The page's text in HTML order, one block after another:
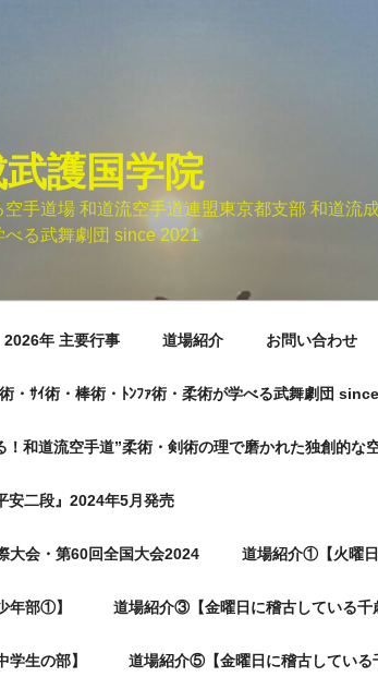
護国学院
手道場 和道流空手道連盟東京都支部 和道
べる武舞劇団 since 2021
2026年 主要行事 道場紹介 お問い合わせ
ｻｲ術・棒術・ﾄﾝﾌｧ術・柔術が学べる武舞劇団
和道流空手道”柔術・剣術の理で磨かれた独創的な
安二段』2024年5月発売
大会・第60回全国大会2024 道場紹介①【火曜日
年部①】 道場紹介③【金曜日に稽古している千
生の部】 道場紹介⑤【金曜日に稽古している